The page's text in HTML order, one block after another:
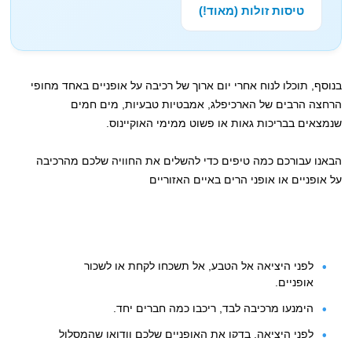
טיסות זולות (מאוד!)
בנוסף, תוכלו לנוח אחרי יום ארוך של רכיבה על אופניים באחד מחופי
הרחצה הרבים של הארכיפלג, אמבטיות טבעיות, מים חמים
שנמצאים בבריכות גאות או פשוט ממימי האוקיינוס.
הבאנו עבורכם כמה טיפים כדי להשלים את החוויה שלכם מהרכיבה
על אופניים או אופני הרים באיים האזוריים
לפני היציאה אל הטבע, אל תשכחו לקחת או לשכור
אופניים.
הימנעו מרכיבה לבד, ריכבו כמה חברים יחד.
לפני היציאה, בדקו את האופניים שלכם וודואו שהמסלול